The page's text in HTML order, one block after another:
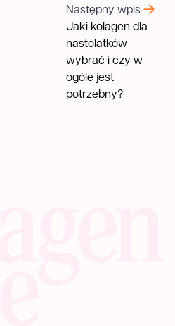
Następny wpis
Jaki kolagen dla
nastolatków
wybrać i czy w
ogóle jest
potrzebny?